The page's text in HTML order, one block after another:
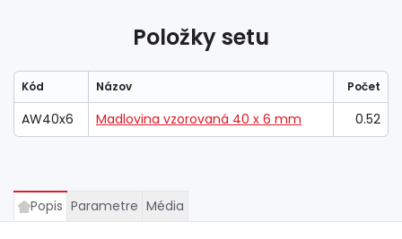
Položky setu
Kód Názov Počet
AW40x6 Madlovina vzorovaná 40 x 6 mm 0.52
Popis Parametre Média